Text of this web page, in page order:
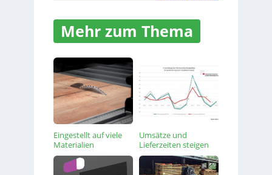
Mehr zum Thema
Eingestellt auf viele
Materialien
Umsätze und
Lieferzeiten steigen